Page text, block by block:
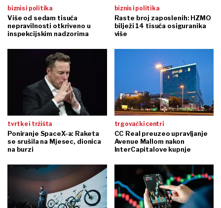
biznis i politika
Više od sedam tisuća
nepravilnosti otkriveno u
inspekcijskim nadzorima
biznis i politika
Raste broj zaposlenih: HZMO
bilježi 14 tisuća osiguranika
više
tvrtke i tržišta
Poniranje SpaceX-a: Raketa
se srušila na Mjesec, dionica
na burzi
trgovački centri
CC Real preuzeo upravljanje
Avenue Mallom nakon
InterCapitalove kupnje